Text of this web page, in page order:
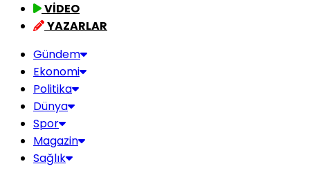
VİDEO
YAZARLAR
Gündem
Ekonomi
Politika
Dünya
Spor
Magazin
Sağlık